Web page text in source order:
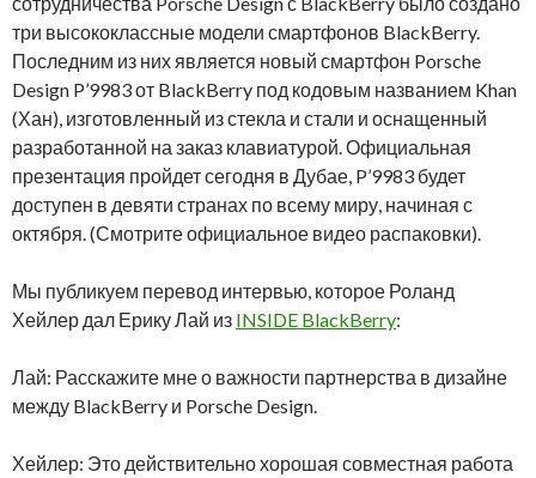
три высококлассные модели смартфонов BlackBerry.
Последним из них является новый смартфон Porsche
Design P’9983 от BlackBerry под кодовым названием Khan
(Хан), изготовленный из стекла и стали и оснащенный
разработанной на заказ клавиатурой. Официальная
презентация пройдет сегодня в Дубае, P’9983 будет
доступен в девяти странах по всему миру, начиная с
октября. (Смотрите официальное видео распаковки).
Мы публикуем перевод интервью, которое Роланд
Хейлер дал Ерику Лай из INSIDE BlackBerry:
Лай: Расскажите мне о важности партнерства в дизайне
между BlackBerry и Porsche Design.
Хейлер: Это действительно хорошая совместная работа